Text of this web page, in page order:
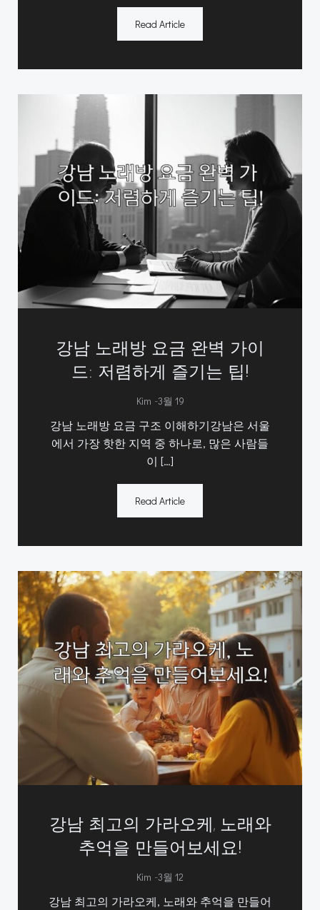
Read Article
강남 노래방 요금 완벽 가이
드: 저렴하게 즐기는 팁!
Kim -3월 19
강남 노래방 요금 구조 이해하기강남은 서울
에서 가장 핫한 지역 중 하나로, 많은 사람들
이 […]
Read Article
강남 최고의 가라오케, 노래와
추억을 만들어보세요!
Kim -3월 12
강남 최고의 가라오케, 노래와 추억을 만들어